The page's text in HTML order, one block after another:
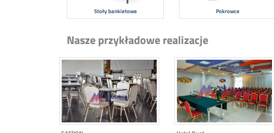
Stoły bankietowe Pokrowce
Nasze przykładowe realizacje